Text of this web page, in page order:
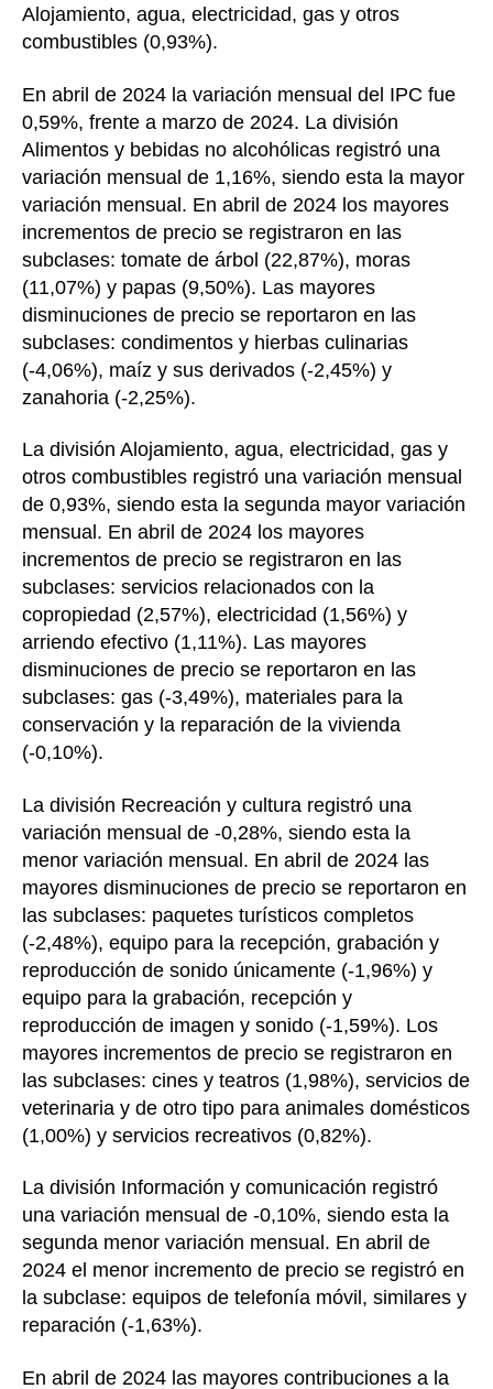
Alojamiento, agua, electricidad, gas y otros
combustibles (0,93%).
En abril de 2024 la variación mensual del IPC fue
0,59%, frente a marzo de 2024. La división
Alimentos y bebidas no alcohólicas registró una
variación mensual de 1,16%, siendo esta la mayor
variación mensual. En abril de 2024 los mayores
incrementos de precio se registraron en las
subclases: tomate de árbol (22,87%), moras
(11,07%) y papas (9,50%). Las mayores
disminuciones de precio se reportaron en las
subclases: condimentos y hierbas culinarias
(-4,06%), maíz y sus derivados (-2,45%) y
zanahoria (-2,25%).
La división Alojamiento, agua, electricidad, gas y
otros combustibles registró una variación mensual
de 0,93%, siendo esta la segunda mayor variación
mensual. En abril de 2024 los mayores
incrementos de precio se registraron en las
subclases: servicios relacionados con la
copropiedad (2,57%), electricidad (1,56%) y
arriendo efectivo (1,11%). Las mayores
disminuciones de precio se reportaron en las
subclases: gas (-3,49%), materiales para la
conservación y la reparación de la vivienda
(-0,10%).
La división Recreación y cultura registró una
variación mensual de -0,28%, siendo esta la
menor variación mensual. En abril de 2024 las
mayores disminuciones de precio se reportaron en
las subclases: paquetes turísticos completos
(-2,48%), equipo para la recepción, grabación y
reproducción de sonido únicamente (-1,96%) y
equipo para la grabación, recepción y
reproducción de imagen y sonido (-1,59%). Los
mayores incrementos de precio se registraron en
las subclases: cines y teatros (1,98%), servicios de
veterinaria y de otro tipo para animales domésticos
(1,00%) y servicios recreativos (0,82%).
La división Información y comunicación registró
una variación mensual de -0,10%, siendo esta la
segunda menor variación mensual. En abril de
2024 el menor incremento de precio se registró en
la subclase: equipos de telefonía móvil, similares y
reparación (-1,63%).
En abril de 2024 las mayores contribuciones a la